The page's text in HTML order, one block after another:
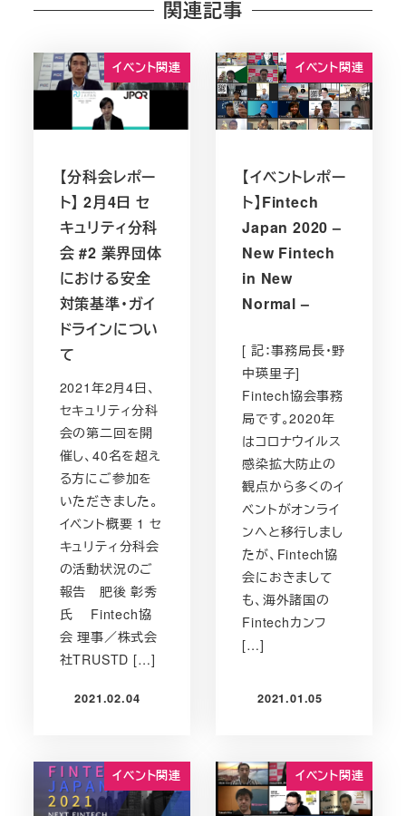
関連記事
イベント関連
【分科会レポー
ト】 2月4日 セ
キュリティ分科
会 #2 業界団体
における安全
対策基準・ガイ
ドラインについ
て
2021年2月4日、
セキュリティ分科
会の第二回を開
催し、40名を超え
る方にご参加を
いただきました。
イベント概要 1 セ
キュリティ分科会
の活動状況のご
報告 肥後 彰秀
氏 Fintech協
会 理事／株式会
社TRUSTD […]
投稿日
2021.02.04
イベント関連
【イベントレポー
ト】Fintech
Japan 2020 –
New Fintech
in New
Normal –
[ 記：事務局長・野
中瑛里子]
Fintech協会事務
局です。2020年
はコロナウイルス
感染拡大防止の
観点から多くのイ
ベントがオンライ
ンへと移行しまし
たが、Fintech協
会におきまして
も、海外諸国の
Fintechカンフ
[…]
投稿日
2021.01.05
イベント関連 イベント関連